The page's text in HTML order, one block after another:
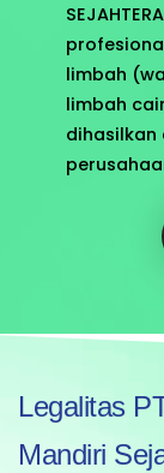
limbah
limbah
dihasilkan
Legalitas
Mandiri